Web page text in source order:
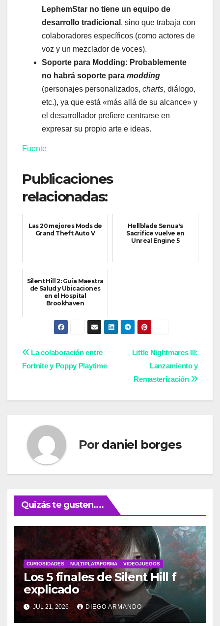
LephemStar no tiene un equipo de
desarrollo tradicional , sino que trabaja con
colaboradores específicos (como actores de
voz y un mezclador de voces).
Soporte para Modding: Probablemente
no habrá soporte para modding
(personajes personalizados, charts, diálogo,
etc.), ya que está «más allá de su alcance» y
el desarrollador prefiere centrarse en
expresar su propio arte e ideas.
Fuente
Publicaciones
relacionadas:
Las 20 mejores Mods de
Grand Theft Auto V
Hellblade Senua's
Sacrifice vuelve en
Unreal Engine 5
Silent Hill 2: Guía Maestra
de Salud y Ubicaciones
en el Hospital
Brookhaven
Navegación
entradas
Little Nightmares III:
Lanzamiento y
Remasterización
La colaboración entre
Fortnite y Poppy Playtime
Por daniel borges
Quizás te gusten....
CURIOSIDADES MULTIPLATAFORMA VIDEOJUEGOS
Los 5 finales de Silent Hill f
explicado
JUL 21, 2026 DIEGO ARMANDO